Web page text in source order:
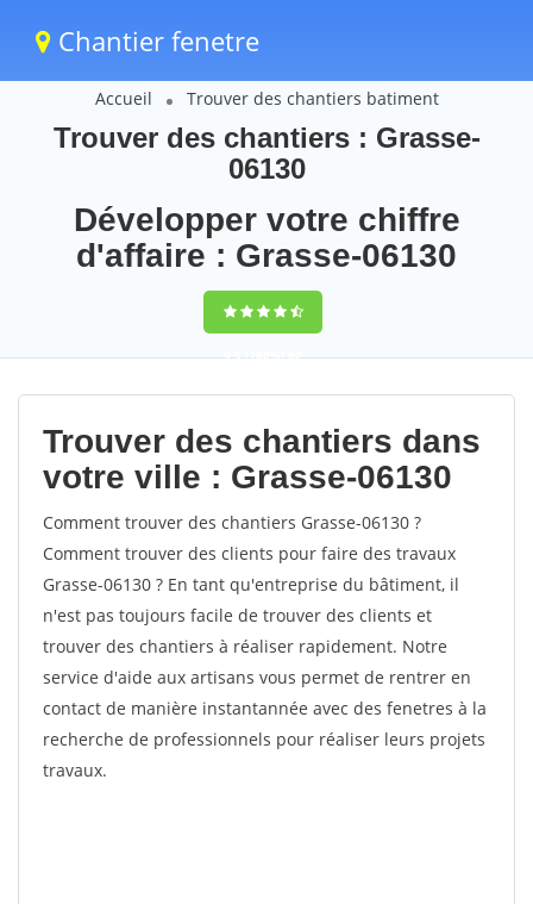
Chantier fenetre
Accueil Trouver des chantiers batiment
Trouver des chantiers : Grasse-
06130
Développer votre chiffre
d'affaire : Grasse-06130
9,5(100%)62
votes
Trouver des chantiers dans
votre ville : Grasse-06130
Comment trouver des chantiers Grasse-06130 ?
Comment trouver des clients pour faire des travaux
Grasse-06130 ? En tant qu'entreprise du bâtiment, il
n'est pas toujours facile de trouver des clients et
trouver des chantiers à réaliser rapidement. Notre
service d'aide aux artisans vous permet de rentrer en
contact de manière instantannée avec des fenetres à la
recherche de professionnels pour réaliser leurs projets
travaux.